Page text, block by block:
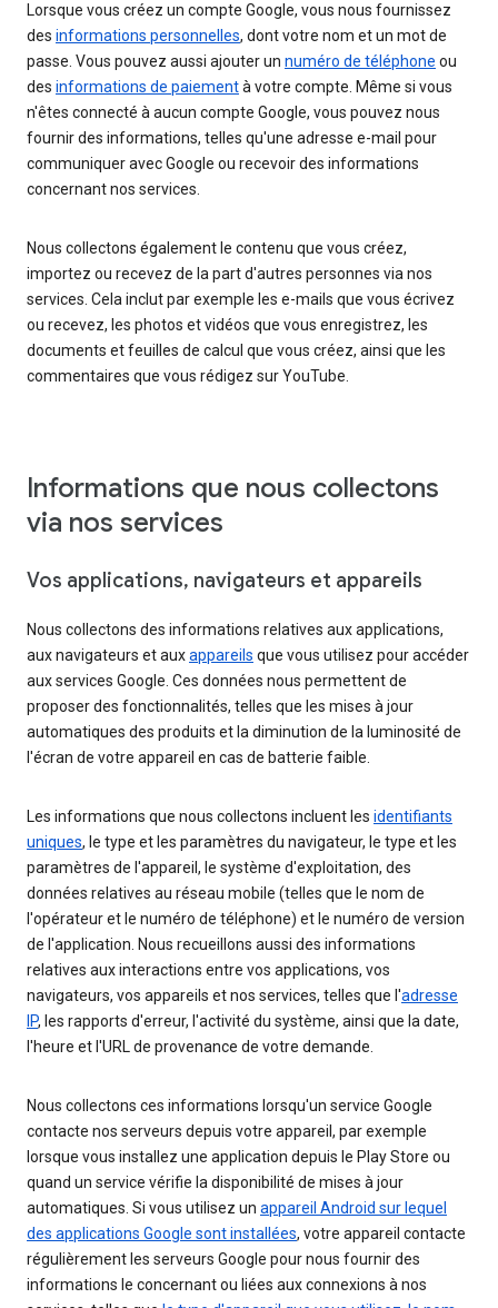
Lorsque vous créez un compte Google, vous nous fournissez
des informations personnelles, dont votre nom et un mot de
passe. Vous pouvez aussi ajouter un numéro de téléphone ou
des informations de paiementà votre compte. Même si vous
n'êtes connecté à aucun compte Google, vous pouvez nous
fournir des informations, telles qu'une adresse e-mail pour
communiquer avec Google ou recevoir des informations
concernant nos services.
Nous collectons également le contenu que vous créez,
importez ou recevez de la part d'autres personnes via nos
services. Cela inclut par exemple les e-mails que vous écrivez
ou recevez, les photos et vidéos que vous enregistrez, les
documents et feuilles de calcul que vous créez, ainsi que les
commentaires que vous rédigez sur YouTube.
Informations que nous collectons
via nos services
Vos applications, navigateurs et appareils
Nous collectons des informations relatives aux applications,
aux navigateurs et auxappareils que vous utilisez pour accéder
aux services Google. Ces données nous permettent de
proposer des fonctionnalités, telles que les mises à jour
automatiques des produits et la diminution de la luminosité de
l'écran de votre appareil en cas de batterie faible.
Les informations que nous collectons incluent les identifiants
uniques, le type et les paramètres du navigateur, le type et les
paramètres de l'appareil, le système d'exploitation, des
données relatives au réseau mobile (telles que le nom de
l'opérateur et le numéro de téléphone) et le numéro de version
de l'application. Nous recueillons aussi des informations
relatives aux interactions entre vos applications, vos
navigateurs, vos appareils et nos services, telles que l'adresse
IP, les rapports d'erreur, l'activité du système, ainsi que la date,
l'heure et l'URL de provenance de votre demande.
Nous collectons ces informations lorsqu'un service Google
contacte nos serveurs depuis votre appareil, par exemple
lorsque vous installez une application depuis le Play Store ou
quand un service vérifie la disponibilité de mises à jour
automatiques. Si vous utilisez un appareil Android sur lequel
des applications Google sont installées, votre appareil contacte
régulièrement les serveurs Google pour nous fournir des
informations le concernant ou liées aux connexions à nos